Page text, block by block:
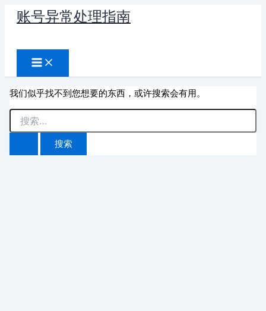
账号异常处理指南
索
我们似乎找不到您想要的东西，或许搜索会有用。
搜
索：